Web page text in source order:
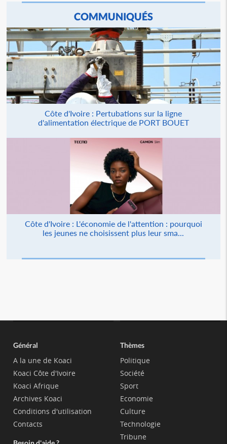
COMMUNIQUÉS
Côte d'Ivoire : Pertubations sur la ligne
d'alimentation électrique de PORT BOUET
Côte d'Ivoire : L'économie de l'attention : pourquoi
les jeunes ne choisissent plus leur sma...
Général
A la une de Koaci
Koaci Côte d'Ivoire
Koaci Afrique
Archives Koaci
Conditions d'utilisation
Contacts
Thèmes
Politique
Société
Sport
Economie
Culture
Technologie
Tribune